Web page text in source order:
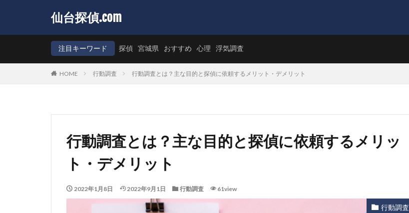
仙台探偵.com
注目キーワード 探偵 宮城県 おすすめ 心理 浮気調査
HOME 行動調査 行動調査とは？主な目的と探偵に依頼するメリット・デメリット
行動調査とは？主な目的と探偵に依頼するメリッ
ト・デメリット
2022年1月8日 2022年9月1日 行動調査 61view
行動調査